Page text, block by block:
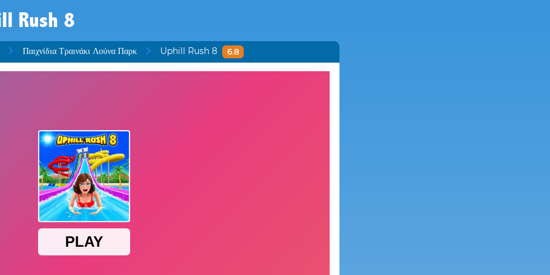
Rush 8
Παιχνίδια Τραινάκι Λούνα Παρκ Uphill Rush 8 6.8